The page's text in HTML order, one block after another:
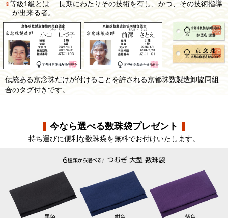
等級1級とは… 長期にわたりその技術を有し、かつ、その技術指導
が出来る者。
伝統ある京念珠だけが付けることを許される京都珠数製造卸協同組
合のタグ付きです。
今なら選べる数珠袋プレゼント
持ち運びに便利な数珠袋を無料でお付けいたします。